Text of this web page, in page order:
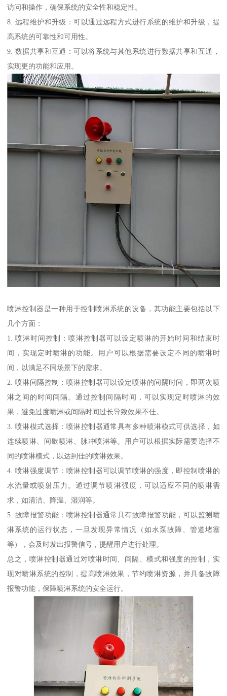
访问和操作，确保系统的安全性和稳定性。
8. 远程维护和升级：可以通过远程方式进行系统的维护和升级，提
高系统的可靠性和可用性。
9. 数据共享和互通：可以将系统与其他系统进行数据共享和互通，
实现更的功能和应用。
喷淋控制器是一种用于控制喷淋系统的设备，其功能主要包括以下
几个方面：
1. 喷淋时间控制：喷淋控制器可以设定喷淋的开始时间和结束时
间，实现定时喷淋的功能。用户可以根据需要设定不同的喷淋时
间，以满足不同场景下的需求。
2. 喷淋间隔控制：喷淋控制器可以设定喷淋的间隔时间，即两次喷
淋之间的时间间隔。通过控制间隔时间，可以实现定时喷淋的效
果，避免过度喷淋或间隔时间过长导致效果不佳。
3. 喷淋模式选择：喷淋控制器通常具有多种喷淋模式可供选择，如
连续喷淋、间歇喷淋、脉冲喷淋等。用户可以根据实际需要选择不
同的喷淋模式，以达到佳的喷淋效果。
4. 喷淋强度调节：喷淋控制器可以调节喷淋的强度，即控制喷淋的
水流量或喷射压力。通过调节喷淋强度，可以适应不同的喷淋需
求，如清洁、降温、湿润等。
5. 故障报警功能：喷淋控制器通常具有故障报警功能，可以监测喷
淋系统的运行状态，一旦发现异常情况（如水泵故障、管道堵塞
等），会及时发出报警信号，提醒用户进行处理。
总之，喷淋控制器通过对喷淋时间、间隔、模式和强度的控制，实
现对喷淋系统的控制，提高喷淋效果，节约喷淋资源，并具备故障
报警功能，保障喷淋系统的安全运行。